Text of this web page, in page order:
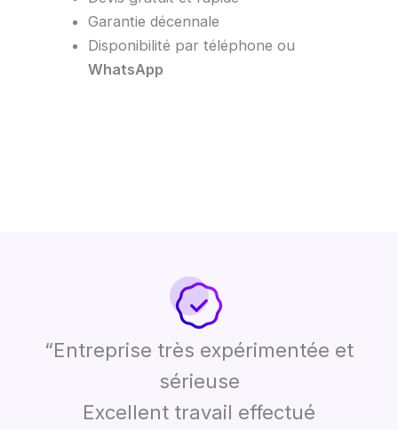
Garantie décennale
Disponibilité par téléphone ou
WhatsApp
“Entreprise très expérimentée et
sérieuse
Excellent travail effectué